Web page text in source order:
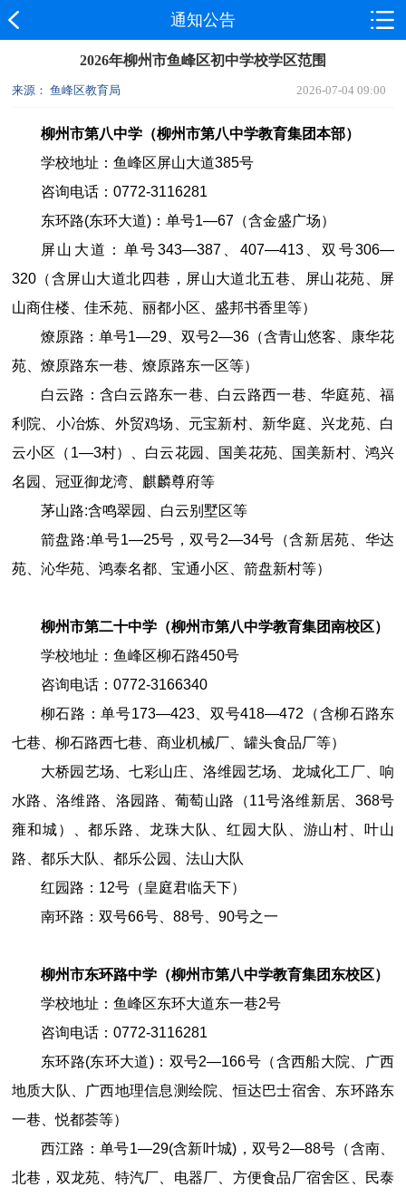
通知公告
​2026年柳州市鱼峰区初中学校学区范围
来源： 鱼峰区教育局 2026-07-04 09:00
柳州市第八中学（柳州市第八中学教育集团本部）
学校地址：鱼峰区屏山大道385号
咨询电话： 0772-3116281
东环路(东环大道)：单号1—67（含金盛广场）
屏山大道：单号343—387、407—413、双号306—
320（含屏山大道北四巷，屏山大道北五巷、屏山花苑、屏
山商住楼、佳禾苑、丽都小区、盛邦书香里等）
燎原路：单号1—29、双号2—36（含青山悠客、康华花
苑、燎原路东一巷、燎原路东一区等）
白云路：含白云路东一巷、白云路西一巷、华庭苑、福
利院、小冶炼、外贸鸡场、元宝新村、新华庭、兴龙苑、白
云小区（1—3村）、白云花园、国美花苑、国美新村、鸿兴
名园、冠亚御龙湾、麒麟尊府等
茅山路:含鸣翠园、白云别墅区等
箭盘路:单号1—25号，双号2—34号（含新居苑、华达
苑、沁华苑、鸿泰名都、宝通小区、箭盘新村等）
柳州市第二十中学（柳州市第八中学教育集团南校区）
学校地址：鱼峰区柳石路450号
咨询电话： 0772-3166340
柳石路：单号173—423、双号418—472（含柳石路东
七巷、柳石路西七巷、商业机械厂、罐头食品厂等）
大桥园艺场、七彩山庄、洛维园艺场、龙城化工厂、响
水路、洛维路、洛园路、葡萄山路（11号洛维新居、368号
雍和城）、都乐路、龙珠大队、红园大队、游山村、叶山
路、都乐大队、都乐公园、法山大队
红园路：12号（皇庭君临天下）
南环路：双号66号、88号、90号之一
柳州市东环路中学（柳州市第八中学教育集团东校区）
学校地址：鱼峰区东环大道东一巷2号
咨询电话： 0772-3116281
东环路(东环大道)：双号2—166号（含西船大院、广西
地质大队、广西地理信息测绘院、恒达巴士宿舍、东环路东
一巷、悦都荟等）
西江路：单号1—29(含新叶城)，双号2—88号（含南、
北巷，双龙苑、特汽厂、电器厂、方便食品厂宿舍区、民泰